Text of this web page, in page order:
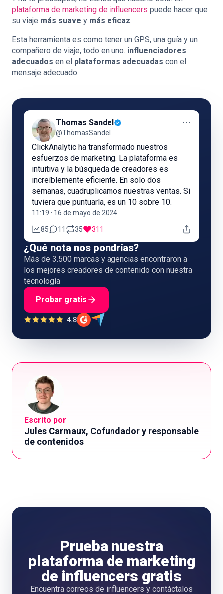
plataforma de marketing de influencers puede hacer que
su viaje más suave y más eficaz.
Esta herramienta es como tener un GPS, una guía y un
compañero de viaje, todo en uno. influenciadores
adecuados en el plataformas adecuadas con el
mensaje adecuado.
Thomas Sandel
@ThomasSandel
⋯
ClickAnalytic ha transformado nuestros
esfuerzos de marketing. La plataforma es
intuitiva y la búsqueda de creadores es
increíblemente eficiente. En solo dos
semanas, cuadruplicamos nuestras ventas. Si
tuviera que puntuarla, es un 10 sobre 10.
11:19 · 16 de mayo de 2024
85 11 35 311
¿Qué nota nos pondrías?
Más de 3.500 marcas y agencias encontraron a
los mejores creadores de contenido con nuestra
tecnología
Probar gratis
4.8
Escrito por
Jules Carmaux, Cofundador y responsable
de contenidos
Prueba nuestra
plataforma de marketing
de influencers gratis
Encuentra correos de influencers y contáctalos